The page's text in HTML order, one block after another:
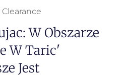
Clearance
W Obszarze
W Taric'
Jest